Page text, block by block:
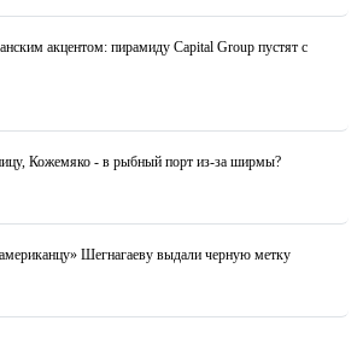
акцентом: пирамиду Capital Group пустят с
Кожемяко - в рыбный порт из-за ширмы?
Шегнагаеву выдали черную метку